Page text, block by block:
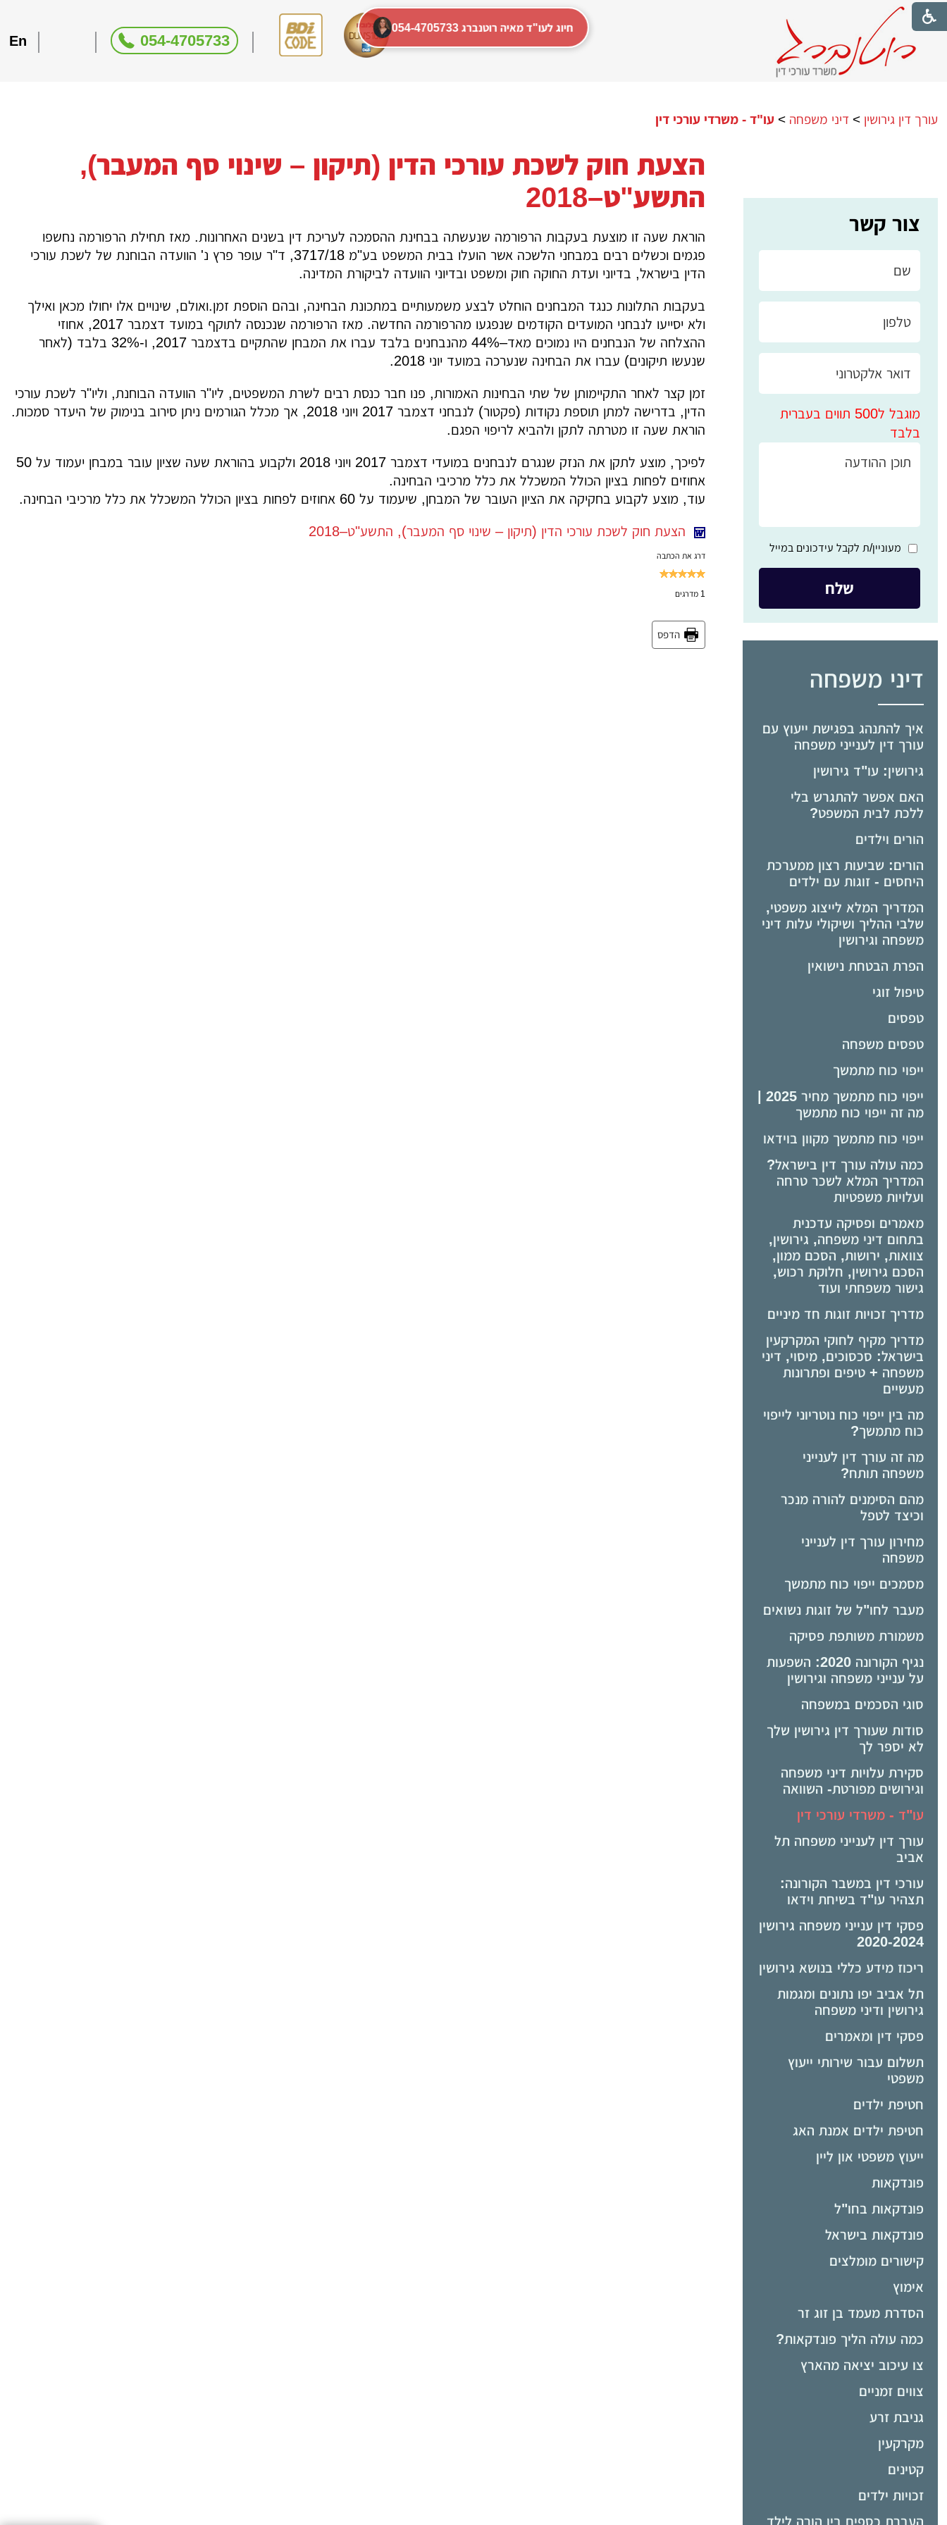
054-4705733
En
צור קשר
מוגבל ל500 תווים בעברית
בלבד
מעוניין/ת לקבל עידכונים במייל
דיני משפחה
איך להתנהג בפגישת ייעוץ עם
עורך דין לענייני משפחה
גירושין: עו"ד גירושין
האם אפשר להתגרש בלי
ללכת לבית המשפט?
הורים וילדים
הורים: שביעות רצון ממערכת
היחסים - זוגות עם ילדים
המדריך המלא לייצוג משפטי,
שלבי ההליך ושיקולי עלות דיני
משפחה וגירושין
הפרת הבטחת נישואין
טיפול זוגי
טפסים
טפסים משפחה
ייפוי כוח מתמשך
מה זה ייפוי כוח מתמשך
ייפוי כוח מתמשך מקוון בוידאו
כמה עולה עורך דין בישראל?
המדריך המלא לשכר טרחה
ועלויות משפטיות
מאמרים ופסיקה עדכנית
בתחום דיני משפחה, גירושין,
צוואות, ירושות, הסכם ממון,
הסכם גירושין, חלוקת רכוש,
גישור משפחתי ועוד
מדריך זכויות זוגות חד מיניים
מדריך מקיף לחוקי המקרקעין
בישראל: סכסוכים, מיסוי, דיני
משפחה + טיפים ופתרונות
מעשיים
מה בין ייפוי כוח נוטריוני לייפוי
כוח מתמשך?
מה זה עורך דין לענייני
משפחה תותח?
מהם הסימנים להורה מנכר
וכיצד לטפל
מחירון עורך דין לענייני
משפחה
מסמכים ייפוי כוח מתמשך
מעבר לחו"ל של זוגות נשואים
משמורת משותפת פסיקה
נגיף הקורונה 2020: השפעות
על ענייני משפחה וגירושין
סוגי הסכמים במשפחה
סודות שעורך דין גירושין שלך
לא יספר לך
סקירת עלויות דיני משפחה
וגירושים מפורטת- השוואה
עו"ד - משרדי עורכי דין
עורך דין לענייני משפחה תל
אביב
עורכי דין במשבר הקורונה:
תצהיר עו"ד בשיחת וידאו
פסקי דין ענייני משפחה גירושין
2020-2024
ריכוז מידע כללי בנושא גירושין
תל אביב יפו נתונים ומגמות
גירושין ודיני משפחה
פסקי דין ומאמרים
תשלום עבור שירותי ייעוץ
משפטי
חטיפת ילדים
חטיפת ילדים אמנת האג
ייעוץ משפטי און ליין
פונדקאות
פונדקאות בחו"ל
פונדקאות בישראל
קישורים מומלצים
אימוץ
הסדרת מעמד בן זוג זר
כמה עולה הליך פונדקאות?
צו עיכוב יציאה מהארץ
צווים זמניים
גניבת זרע
מקרקעין
קטינים
זכויות ילדים
העברת כספים בין הורה לילד
עורך דין גירושין > דיני משפחה >עו"ד - משרדי עורכי דין
הצעת חוק לשכת עורכי הדין (תיקון – שינוי סף המעבר),
התשע"ט–2018
הוראת שעה זו מוצעת בעקבות הרפורמה שנעשתה בבחינת ההסמכה לעריכת דין בשנים האחרונות. מאז תחילת הרפורמה נחשפו
פגמים וכשלים רבים במבחני הלשכה אשר הועלו בבית המשפט בע"מ 3717/18, ד"ר עופר פרץ נ' הוועדה הבוחנת של לשכת עורכי
הדין בישראל, בדיוני ועדת החוקה חוק ומשפט ובדיוני הוועדה לביקורת המדינה.
בעקבות התלונות כנגד המבחנים הוחלט לבצע משמעותיים במתכונת הבחינה, ובהם הוספת זמן.ואולם, שינויים אלו יחולו מכאן ואילך
ולא יסייעו לנבחני המועדים הקודמים שנפגעו מהרפורמה החדשה. מאז הרפורמה שנכנסה לתוקף במועד דצמבר 2017, אחוזי
ההצלחה של הנבחנים היו נמוכים מאד–44% מהנבחנים בלבד עברו את המבחן שהתקיים בדצמבר 2017, ו-32% בלבד (לאחר
שנעשו תיקונים) עברו את הבחינה שנערכה במועד יוני 2018.
זמן קצר לאחר התקיימותן של שתי הבחינות האמורות, פנו חבר כנסת רבים לשרת המשפטים, ליו"ר הוועדה הבוחנת, וליו"ר לשכת עורכי
הדין, בדרישה למתן תוספת נקודות (פקטור) לנבחני דצמבר 2017 ויוני 2018, אך מכלל הגורמים ניתן סירוב בנימוק של היעדר סמכות.
הוראת שעה זו מטרתה לתקן ולהביא לריפוי הפגם.
לפיכך, מוצע לתקן את הנזק שנגרם לנבחנים במועדי דצמבר 2017 ויוני 2018 ולקבוע בהוראת שעה שציון עובר במבחן יעמוד על 50
אחוזים לפחות בציון הכולל המשכלל את כלל מרכיבי הבחינה.
עוד, מוצע לקבוע בחקיקה את הציון העובר של המבחן, שיעמוד על 60 אחוזים לפחות בציון הכולל המשכלל את כלל מרכיבי הבחינה.
הצעת חוק לשכת עורכי הדין (תיקון – שינוי סף המעבר), התשע"ט–2018
דרג את הכתבה
1 מדרגים
הדפס
054-4705733 חיוג לעו"ד מאיה רוטנברג